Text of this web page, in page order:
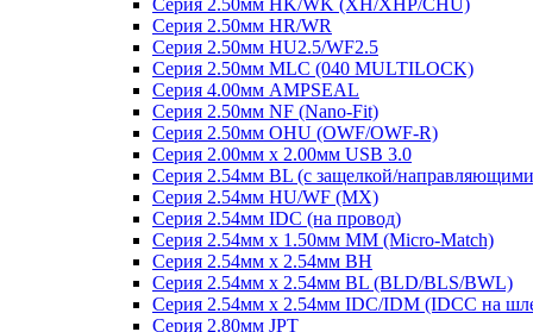
Серия 2.50мм HK/WK (XH/XHP/CHU)
Серия 2.50мм HR/WR
Серия 2.50мм HU2.5/WF2.5
Серия 2.50мм MLC (040 MULTILOCK)
Серия 4.00мм AMPSEAL
Серия 2.50мм NF (Nano-Fit)
Серия 2.50мм OHU (OWF/OWF-R)
Серия 2.00мм x 2.00мм USB 3.0
Серия 2.54мм BL (с защелкой/
Серия 2.54мм HU/WF (MX)
Серия 2.54мм IDC (на провод)
Серия 2.54мм х 1.50мм MM (Micro-Match)
Серия 2.54мм х 2.54мм BH
Серия 2.54мм х 2.54мм BL (BLD/BLS/BWL)
Серия 2.54мм х 2.54мм IDC/IDM (IDCC на
Серия 2.80мм JPT